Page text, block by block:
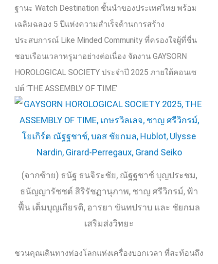
ฐานะ Watch Destination ชั้นนำของประเทศไทย พร้อม
เฉลิมฉลอง 5 ปีแห่งความสำเร็จด้านการสร้าง
ประสบการณ์ Like Minded Community ที่ครองใจผู้ที่ชื่น
ชอบเรือนเวลาหรูมาอย่างต่อเนื่อง จัดงาน GAYSORN
HOROLOGICAL SOCIETY ประจำปี 2025 ภายใต้คอนเซ
ปต์ ‘THE ASSEMBLY OF TIME’
(จากซ้าย) ธนัฐ ธนจิระชัย, ณัฐฐชาช์ บุญประชม,
ธนัญญารัชชต์ สิริรัชฏานุภาพ, ชาญ ศรีวิกรม์, ฟ้า
ฟื้น เต็มบุญเกียรติ, อารยา ขันทปราบ และ ชัยกมล
เสริมส่งวิทยะ
ชวนคุณเดินทางท่องโลกแห่งเครื่องบอกเวลา ที่สะท้อนถึง